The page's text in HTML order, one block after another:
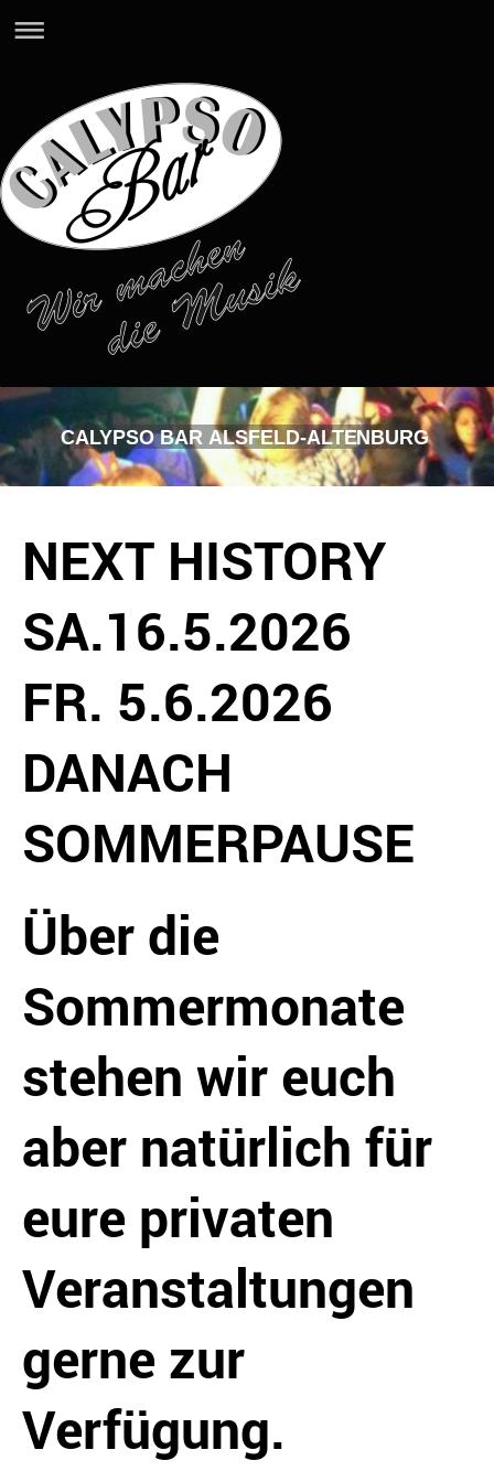
CALYPSO BAR ALSFELD-ALTENBURG
NEXT HISTORY
SA.16.5.2026
FR. 5.6.2026
DANACH
SOMMERPAUSE
Über die
Sommermonate
stehen wir euch
aber natürlich für
eure privaten
Veranstaltungen
gerne zur
Verfügung.